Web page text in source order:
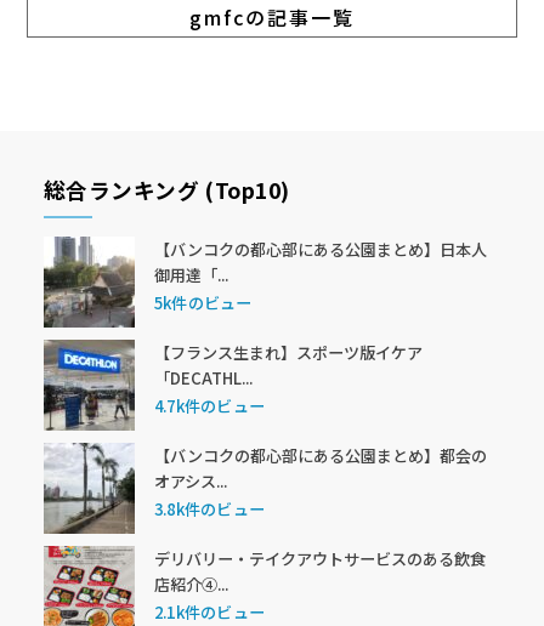
gmfcの記事一覧
総合ランキング (Top10)
【バンコクの都心部にある公園まとめ】日本人
御用達「...
5k件のビュー
【フランス生まれ】スポーツ版イケア
「DECATHL...
4.7k件のビュー
【バンコクの都心部にある公園まとめ】都会の
オアシス...
3.8k件のビュー
デリバリー・テイクアウトサービスのある飲食
店紹介④...
2.1k件のビュー